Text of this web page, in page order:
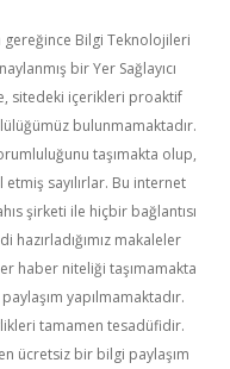
gereğince Bilgi Teknolojileri
bir Yer Sağlayıcı
sitedeki içerikleri proaktif
bulunmamaktadır.
taşımakta olup,
sayılırlar. Bu internet
şirketi ile hiçbir bağlantısı
hazırladığımız makaleler
haber niteliği taşımamakta
yapılmamaktadır.
tamamen tesadüfidir.
ücretsiz bir bilgi paylaşım